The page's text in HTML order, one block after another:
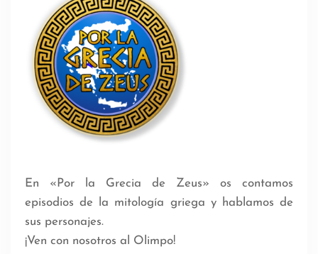
En «Por la Grecia de Zeus» os contamos
episodios de la mitología griega y hablamos de
sus personajes.
¡Ven con nosotros al Olimpo!